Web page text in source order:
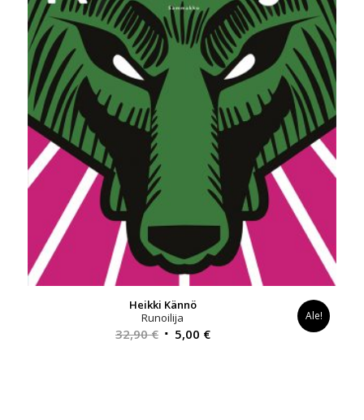
Heikki Kännö
Runoilija
32,90€ Alkuperäinen
5,00 €Nykyinen
Ale!